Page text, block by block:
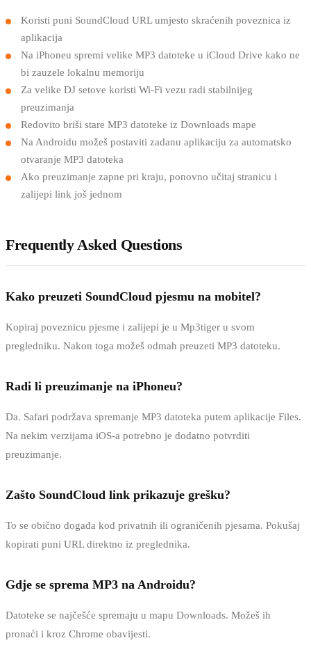
Koristi puni SoundCloud URL umjesto skraćenih poveznica iz
aplikacija
Na iPhoneu spremi velike MP3 datoteke u iCloud Drive kako ne
bi zauzele lokalnu memoriju
Za velike DJ setove koristi Wi-Fi vezu radi stabilnijeg
preuzimanja
Redovito briši stare MP3 datoteke iz Downloads mape
Na Androidu možeš postaviti zadanu aplikaciju za automatsko
otvaranje MP3 datoteka
Ako preuzimanje zapne pri kraju, ponovno učitaj stranicu i
zalijepi link još jednom
Frequently Asked Questions
Kako preuzeti SoundCloud pjesmu na mobitel?
Kopiraj poveznicu pjesme i zalijepi je u Mp3tiger u svom
pregledniku. Nakon toga možeš odmah preuzeti MP3 datoteku.
Radi li preuzimanje na iPhoneu?
Da. Safari podržava spremanje MP3 datoteka putem aplikacije Files.
Na nekim verzijama iOS-a potrebno je dodatno potvrditi
preuzimanje.
Zašto SoundCloud link prikazuje grešku?
To se obično događa kod privatnih ili ograničenih pjesama. Pokušaj
kopirati puni URL direktno iz preglednika.
Gdje se sprema MP3 na Androidu?
Datoteke se najčešće spremaju u mapu Downloads. Možeš ih
pronaći i kroz Chrome obavijesti.